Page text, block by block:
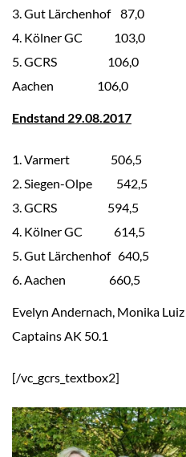
Gut Lärchenhof 87,0
Kölner GC 103,0
GCRS 106,0
Aachen 106,0
Endstand 29.08.2017
Varmert 506,5
Siegen-Olpe 542,5
GCRS 594,5
Kölner GC 614,5
Gut Lärchenhof 640,5
Aachen 660,5
Evelyn Andernach, Monika Luiz
Captains AK 50.1
[/vc_gcrs_textbox2]